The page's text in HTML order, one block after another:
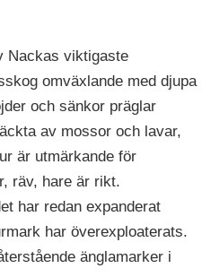
Nackas viktigaste
omväxlande med djupa
och sänkor präglar
av mossor och lavar,
är utmärkande för
räv, hare är rikt.
har redan expanderat
har överexploaterats.
änglamarker i